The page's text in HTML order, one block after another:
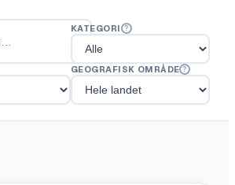
KATEGORI ?
GEOGRAFISK OMRÅDE ?